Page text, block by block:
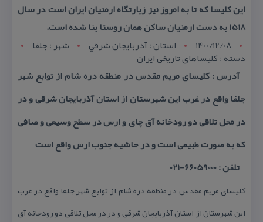
این كلیسا كه تا به امروز نیز زیارتگاه ارمنیان ایران است در سال
۱۵۱۸ به دست ارمنیان ساكن همان روستا بنا شده است.
1400/12/08
استان : آذربايجان شرقي شهر : جلفا
دسته : كلیساهای تاریخی ایران
آدرس : كلیسای مریم مقدس در منطقه دره شام از توابع شهر
جلفا واقع در غرب این شهرستان از استان آذربایجان شرقی و در
در محل تلاقی دو رودخانه آق چای و ارس در سطح وسیعی و صافی
كه به صورت طبیعی است و در حاشیه جنوب ارس واقع است
تلفن : 66059000-021
كلیسای مریم مقدس در منطقه دره شام از توابع شهر جلفا واقع در غرب
این شهرستان از استان آذربایجان شرقی و در در محل تلاقی دو رودخانه آق